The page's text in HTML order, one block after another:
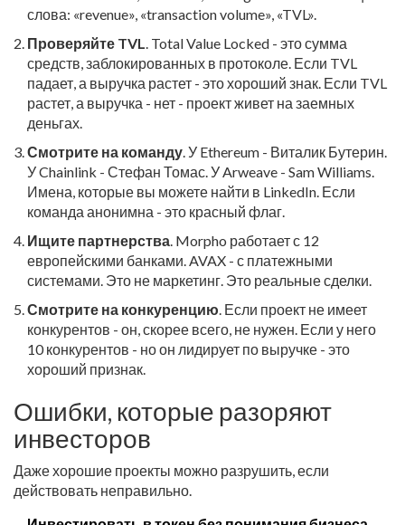
слова: «revenue», «transaction volume», «TVL».
Проверяйте TVL
. Total Value Locked - это сумма
средств, заблокированных в протоколе. Если TVL
падает, а выручка растет - это хороший знак. Если TVL
растет, а выручка - нет - проект живет на заемных
деньгах.
Смотрите на команду . У Ethereum - Виталик Бутерин.
У Chainlink - Стефан Томас. У Arweave - Sam Williams.
Имена, которые вы можете найти в LinkedIn. Если
команда анонимна - это красный флаг.
Ищите партнерства . Morpho работает с 12
европейскими банками. AVAX - с платежными
системами. Это не маркетинг. Это реальные сделки.
Смотрите на конкуренцию . Если проект не имеет
конкурентов - он, скорее всего, не нужен. Если у него
10 конкурентов - но он лидирует по выручке - это
хороший признак.
Ошибки, которые разоряют
инвесторов
Даже хорошие проекты можно разрушить, если
действовать неправильно.